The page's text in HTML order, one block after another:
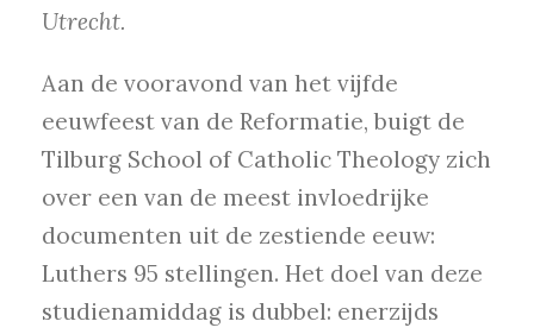
Utrecht.
Aan de vooravond van het vijfde
eeuwfeest van de Reformatie, buigt de
Tilburg School of Catholic Theology zich
over een van de meest invloedrijke
documenten uit de zestiende eeuw:
Luthers 95 stellingen. Het doel van deze
studienamiddag is dubbel: enerzijds